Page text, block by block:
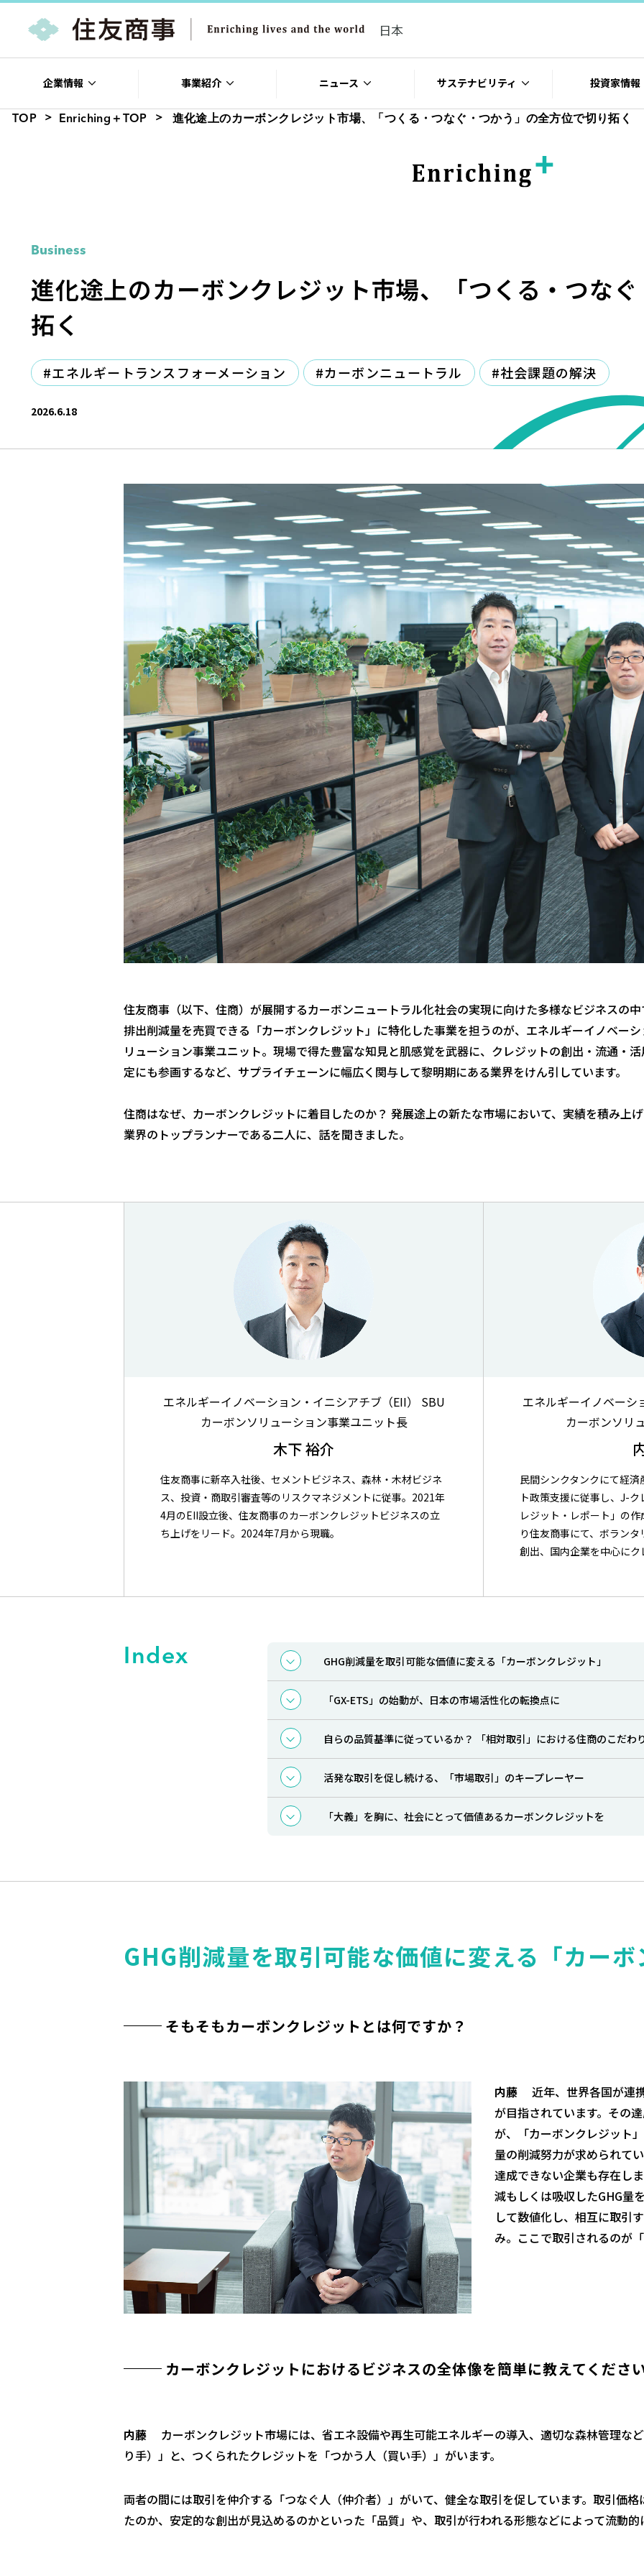
日本
企業情報 事業紹介 ニュース サステナビリティ 投資家情報
TOP Enriching＋TOP 進化途上のカーボンクレジット市場、「つくる・つなぐ・つかう」の全方位で切り拓く
Business
進化途上のカーボンクレジット市場、「つくる・つな
拓く
#エネルギートランスフォーメーション #カーボンニュートラル #社会課題の解決
2026.6.18
住友商事（以下、住商）が展開するカーボンニュートラル化社会の実現に向けた多様なビジネスの
排出削減量を売買できる「カーボンクレジット」に特化した事業を担うのが、エネルギーイノベー
リューション事業ユニット。現場で得た豊富な知見と肌感覚を武器に、クレジットの創出・流通・
定にも参画するなど、サプライチェーンに幅広く関与して黎明期にある業界をけん引しています。
住商はなぜ、カーボンクレジットに着目したのか？ 発展途上の新たな市場において、実績を積み上
業界のトップランナーである二人に、話を聞きました。
エネルギーイノベーション・イニシアチブ（EII） SBU
カーボンソリューション事業ユニット長
木下 裕介
住友商事に新卒入社後、セメントビジネス、森林・木材ビジネ
ス、投資・商取引審査等のリスクマネジメントに従事。2021年
4月のEII設立後、住友商事のカーボンクレジットビジネスの立
ち上げをリード。2024年7月から現職。
エネルギーイノベーシ
カーボンソリ
民間シンクタンクにて経
ト政策支援に従事し、J-
レジット・レポート」の
り住友商事にて、ボラン
創出、国内企業を中心に
Index GHG削減量を取引可能な価値に変える「カーボンクレジット」
「GX-ETS」の始動が、日本の市場活性化の転換点に
自らの品質基準に従っているか？ 「相対取引」における住商のこだわ
活発な取引を促し続ける、「市場取引」のキープレーヤー
「大義」を胸に、社会にとって価値あるカーボンクレジットを
GHG削減量を取引可能な価値に変える「カー
そもそもカーボンクレジットとは何ですか？
内藤
近年、世界各国が連
が目指されています。その
が、「カーボンクレジット
量の削減努力が求められて
達成できない企業も存在し
減もしくは吸収したGHG量
して数値化し、相互に取引
み。ここで取引されるのが
カーボンクレジットにおけるビジネスの全体像を簡単に教えてくださ
内藤
カーボンクレジット市場には、省エネ設備や再生可能エネルギーの導入、適切な森林管理な
り手）」と、つくられたクレジットを「つかう人（買い手）」がいます。
両者の間には取引を仲介する「つなぐ人（仲介者）」がいて、健全な取引を促しています。取引価
たのか、安定的な創出が見込めるのかといった「品質」や、取引が行われる形態などによって流動的